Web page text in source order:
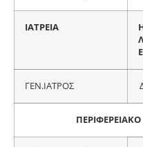
ΙΑΤΡΕΙΑ
ΓΕΝ.ΙΑΤΡΟΣ